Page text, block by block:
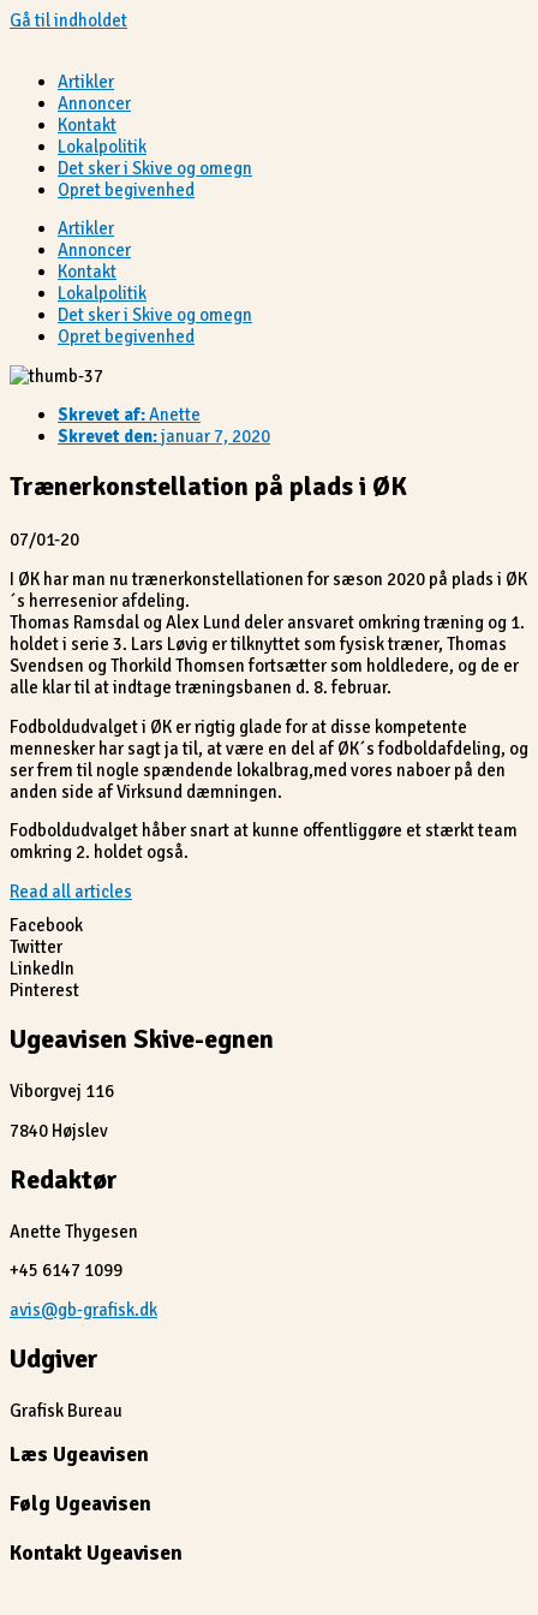
Gå til indholdet
Artikler
Annoncer
Kontakt
Lokalpolitik
Det sker i Skive og omegn
Opret begivenhed
Artikler
Annoncer
Kontakt
Lokalpolitik
Det sker i Skive og omegn
Opret begivenhed
Skrevet af:Anette
Skrevet den:januar 7, 2020
Trænerkonstellation på plads i ØK
07/01-20
I ØK har man nu trænerkonstellationen for sæson 2020 på plads i ØK
´s herresenior afdeling.
Thomas Ramsdal og Alex Lund deler ansvaret omkring træning og 1.
holdet i serie 3. Lars Løvig er tilknyttet som fysisk træner, Thomas
Svendsen og Thorkild Thomsen fortsætter som holdledere, og de er
alle klar til at indtage træningsbanen d. 8. februar.
Fodboldudvalget i ØK er rigtig glade for at disse kompetente
mennesker har sagt ja til, at være en del af ØK´s fodboldafdeling, og
ser frem til nogle spændende lokalbrag,med vores naboer på den
anden side af Virksund dæmningen.
Fodboldudvalget håber snart at kunne offentliggøre et stærkt team
omkring 2. holdet også.
Read all articles
Facebook
Twitter
LinkedIn
Pinterest
Ugeavisen Skive-egnen
Viborgvej 116
7840 Højslev
Redaktør
Anette Thygesen
+45 6147 1099
avis@gb-grafisk.dk
Udgiver
Grafisk Bureau
Læs Ugeavisen
Følg Ugeavisen
Kontakt Ugeavisen